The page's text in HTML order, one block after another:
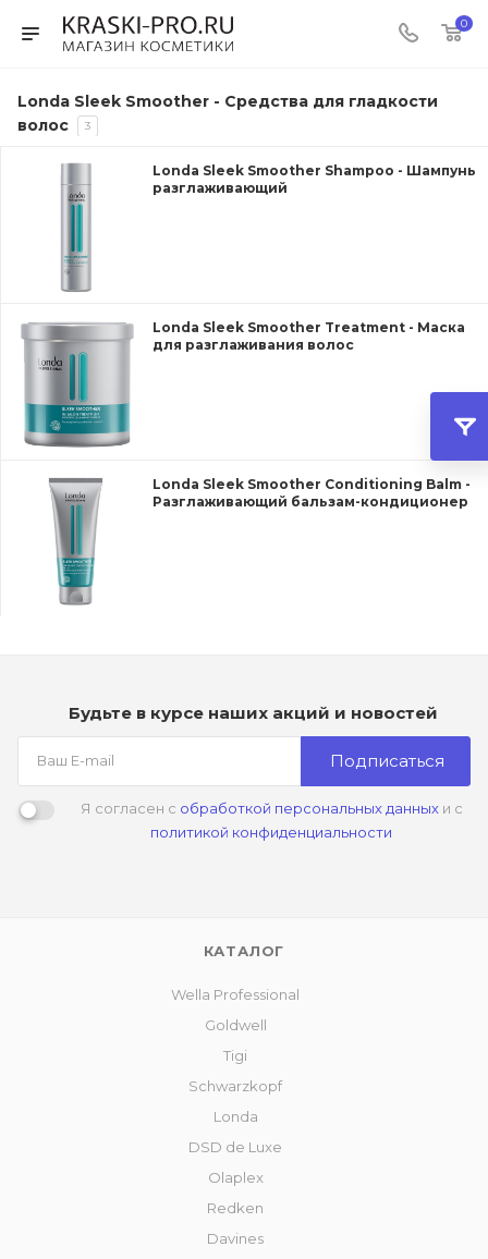
0
Londa Sleek Smoother - Средства для гладкости
волос
3
Londa Sleek Smoother Shampoo - Шампунь
разглаживающий
Londa Sleek Smoother Treatment - Маска
для разглаживания волос
Londa Sleek Smoother Conditioning Balm -
Разглаживающий бальзам-кондиционер
Будьте в курсе наших акций и новостей
Подписаться
Я согласен с обработкой персональных данныхи с
политикой конфиденциальности
КАТАЛОГ
Wella Professional
Goldwell
Tigi
Schwarzkopf
Londa
DSD de Luxe
Olaplex
Redken
Davines